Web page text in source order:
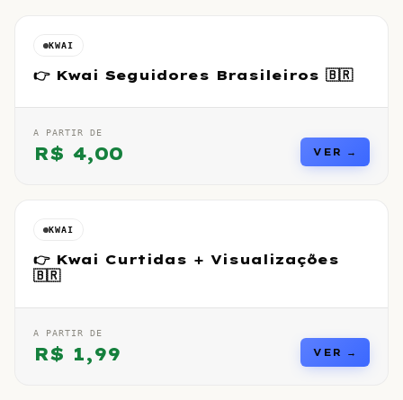
KWAI
👉 Kwai Seguidores Brasileiros 🇧🇷
A PARTIR DE
R$ 4,00 VER →
KWAI
👉 Kwai Curtidas + Visualizações
🇧🇷
A PARTIR DE
R$ 1,99 VER →